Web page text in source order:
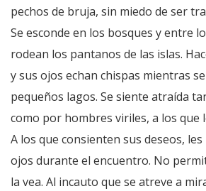
pechos de bruja, sin miedo de ser
Se esconde en los bosques y entre
rodean los pantanos de las islas.
y sus ojos echan chispas mientras
pequeños lagos. Se siente atraída
como por hombres viriles, a los que
A los que consienten sus deseos,
ojos durante el encuentro. No
la vea. Al incauto que se atreve a